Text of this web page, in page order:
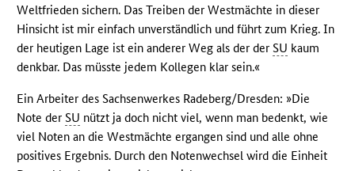
Weltfrieden sichern. Das Treiben der Westmächte in dieser
Hinsicht ist mir einfach unverständlich und führt zum Krieg. In
der heutigen Lage ist ein anderer Weg als der derSU kaum
denkbar. Das müsste jedem Kollegen klar sein.«
Ein Arbeiter des Sachsenwerkes Radeberg/Dresden: »Die
Note derSU nützt ja doch nicht viel, wenn man bedenkt, wie
viel Noten an die Westmächte ergangen sind und alle ohne
positives Ergebnis. Durch den Notenwechsel wird die Einheit